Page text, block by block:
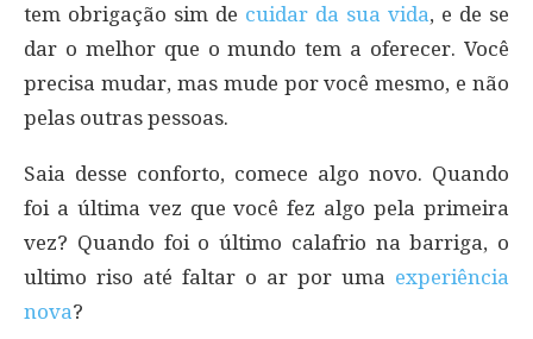
tem obrigação sim de cuidar da sua vida, e de se
dar o melhor que o mundo tem a oferecer. Você
precisa mudar, mas mude por você mesmo, e não
pelas outras pessoas.
Saia desse conforto, comece algo novo. Quando
foi a última vez que você fez algo pela primeira
vez? Quando foi o último calafrio na barriga, o
ultimo riso até faltar o ar por uma experiência
nova?